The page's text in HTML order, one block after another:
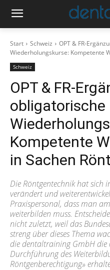
Start Schweiz
OPT & FR-
Wiederholungskurse: Kompetente
Schweiz
OPT & FR-
obligatorische
Kompetente
in Sachen
Die Röntgentechnik hat sich
verändert und
Praxispersonal, dass man
weiterbilden muss.
nicht zuletzt, weil das
streng über dieses Thema
die dentaltraining GmbH die
Durchführung des
Röntgenberechtigung»